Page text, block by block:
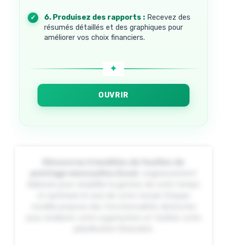
6. Produisez des rapports : Recevez des
résumés détaillés et des graphiques pour
améliorer vos choix financiers.
OUVRIR